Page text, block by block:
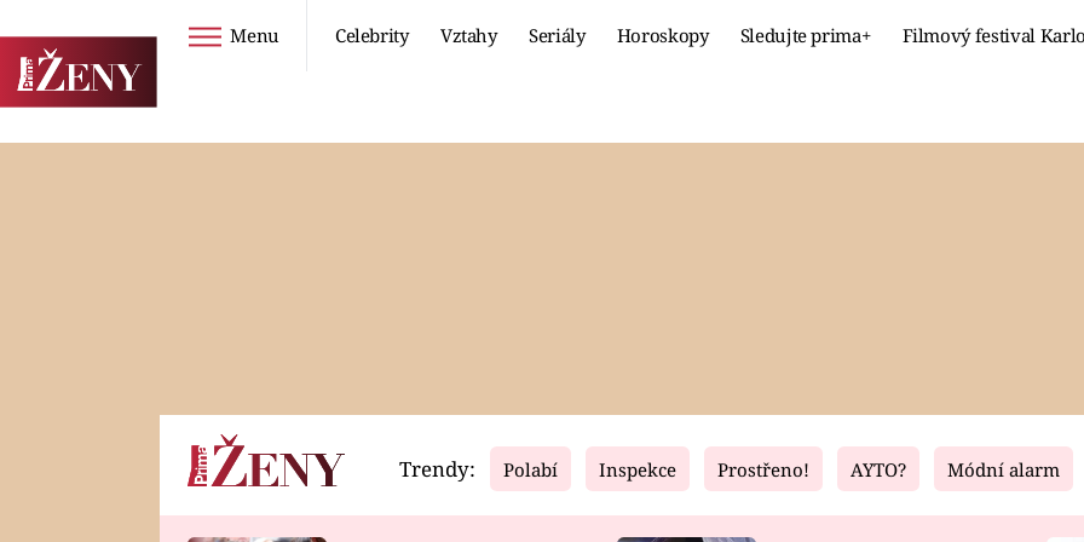
Menu Celebrity Vztahy Seriály Horoskopy Sledujte prima+ Filmový festival
Horoskopy Video Fresh Living
Trendy: Polabí Inspekce Prostřeno! AYTO? Módní alarm